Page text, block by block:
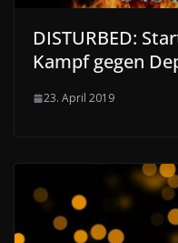
DISTURBED:
Kampf gegen
23. April 2019